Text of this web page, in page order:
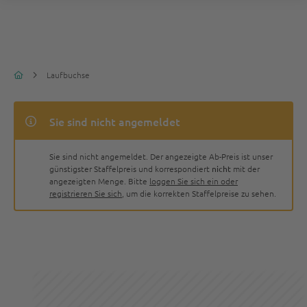
Laufbuchse
Sie sind nicht angemeldet
Sie sind nicht angemeldet. Der angezeigte Ab-Preis ist unser
günstigster Staffelpreis und korrespondiert nicht mit der
angezeigten Menge. Bitte loggen Sie sich ein oder
registrieren Sie sich , um die korrekten Staffelpreise zu sehen.